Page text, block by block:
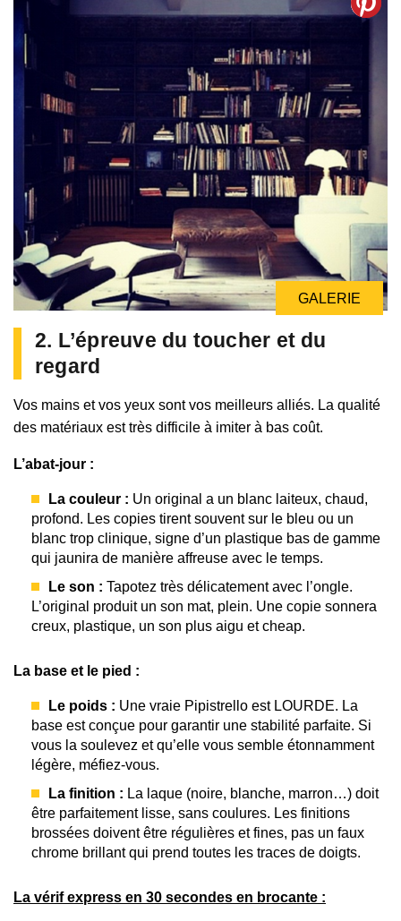
GALERIE
2. L’épreuve du toucher et du
regard
Vos mains et vos yeux sont vos meilleurs alliés. La qualité
des matériaux est très difficile à imiter à bas coût.
L’abat-jour :
La couleur : Un original a un blanc laiteux, chaud,
profond. Les copies tirent souvent sur le bleu ou un
blanc trop clinique, signe d’un plastique bas de gamme
qui jaunira de manière affreuse avec le temps.
Le son : Tapotez très délicatement avec l’ongle.
L’original produit un son mat, plein. Une copie sonnera
creux, plastique, un son plus aigu et cheap.
La base et le pied :
Le poids : Une vraie Pipistrello est LOURDE. La
base est conçue pour garantir une stabilité parfaite. Si
vous la soulevez et qu’elle vous semble étonnamment
légère, méfiez-vous.
La finition : La laque (noire, blanche, marron…) doit
être parfaitement lisse, sans coulures. Les finitions
brossées doivent être régulières et fines, pas un faux
chrome brillant qui prend toutes les traces de doigts.
La vérif express en 30 secondes en brocante :